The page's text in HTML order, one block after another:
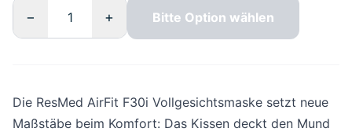
− + Bitte Option wählen
Die ResMed AirFit F30i Vollgesichtsmaske setzt neue
Maßstäbe beim Komfort: Das Kissen deckt den Mund